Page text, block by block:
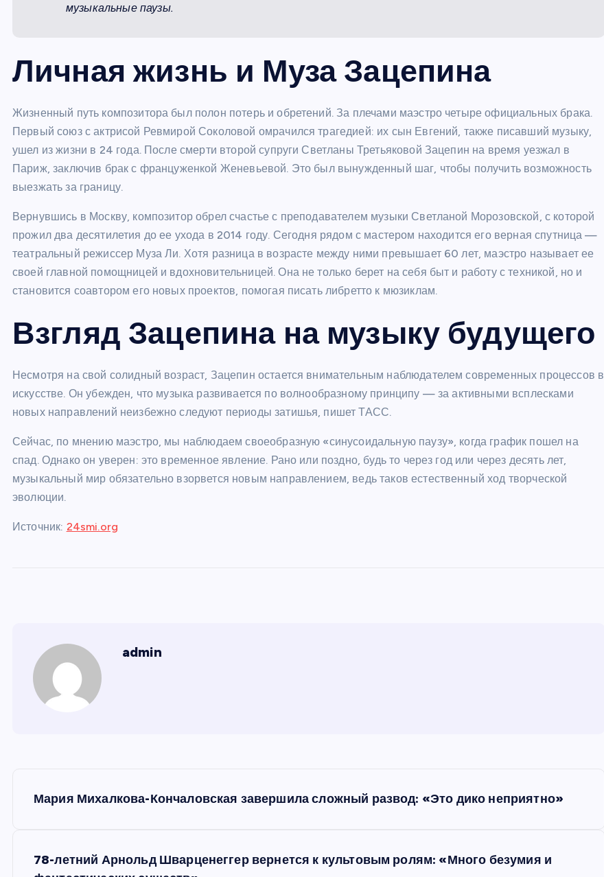
музыкальные паузы.
Личная жизнь и Муза Зацепина
Жизненный путь композитора был полон потерь и обретений. За плечами маэстро четыре официальных брака.
Первый союз с актрисой Ревмирой Соколовой омрачился трагедией: их сын Евгений, также писавший музыку,
ушел из жизни в 24 года. После смерти второй супруги Светланы Третьяковой Зацепин на время уезжал в
Париж, заключив брак с француженкой Женевьевой. Это был вынужденный шаг, чтобы получить возможность
выезжать за границу.
Вернувшись в Москву, композитор обрел счастье с преподавателем музыки Светланой Морозовской, с которой
прожил два десятилетия до ее ухода в 2014 году. Сегодня рядом с мастером находится его верная спутница —
театральный режиссер Муза Ли. Хотя разница в возрасте между ними превышает 60 лет, маэстро называет ее
своей главной помощницей и вдохновительницей. Она не только берет на себя быт и работу с техникой, но и
становится соавтором его новых проектов, помогая писать либретто к мюзиклам.
Взгляд Зацепина на музыку будущего
Несмотря на свой солидный возраст, Зацепин остается внимательным наблюдателем современных процессов в
искусстве. Он убежден, что музыка развивается по волнообразному принципу — за активными всплесками
новых направлений неизбежно следуют периоды затишья, пишет ТАСС.
Сейчас, по мнению маэстро, мы наблюдаем своеобразную «синусоидальную паузу», когда график пошел на
спад. Однако он уверен: это временное явление. Рано или поздно, будь то через год или через десять лет,
музыкальный мир обязательно взорвется новым направлением, ведь таков естественный ход творческой
эволюции.
Источник: 24smi.org
admin
НМария Михалкова-Кончаловская завершила сложный развод: «Это дико неприятно»
78-летний Арнольд Шварценеггер вернется к культовым ролям: «Много безумия и